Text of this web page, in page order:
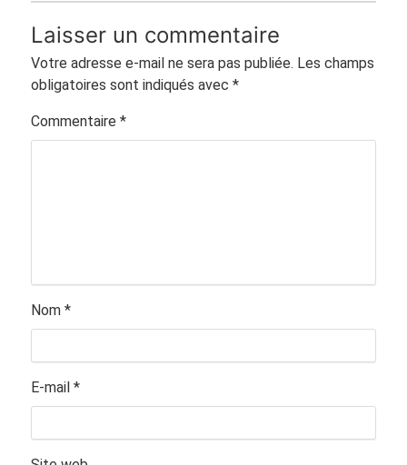
Laisser un commentaire
Votre adresse e-mail ne sera pas publiée. Les champs
obligatoires sont indiqués avec *
Commentaire *
Nom *
E-mail *